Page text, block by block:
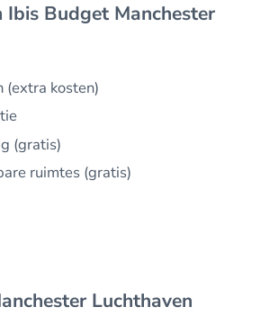
Ibis Budget Manchester
(extra kosten)
(gratis)
ruimtes (gratis)
Luchthaven